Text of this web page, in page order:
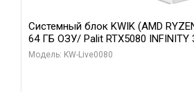
Системный блок KWIK (AMD
64 ГБ ОЗУ/ Palit RTX5080 INFINITY
256bit 3xDP H/ 960 ГБ SSD)
Модель: KW-Live0080